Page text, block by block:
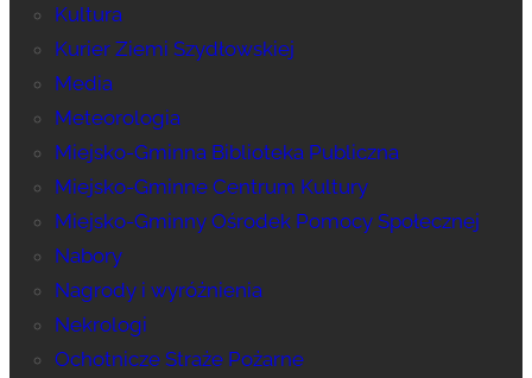
Kultura
Kurier Ziemi Szydłowskiej
Media
Meteorologia
Miejsko-Gminna Biblioteka Publiczna
Miejsko-Gminne Centrum Kultury
Miejsko-Gminny Ośrodek Pomocy Społecznej
Nabory
Nagrody i wyróżnienia
Nekrologi
Ochotnicze Straże Pożarne